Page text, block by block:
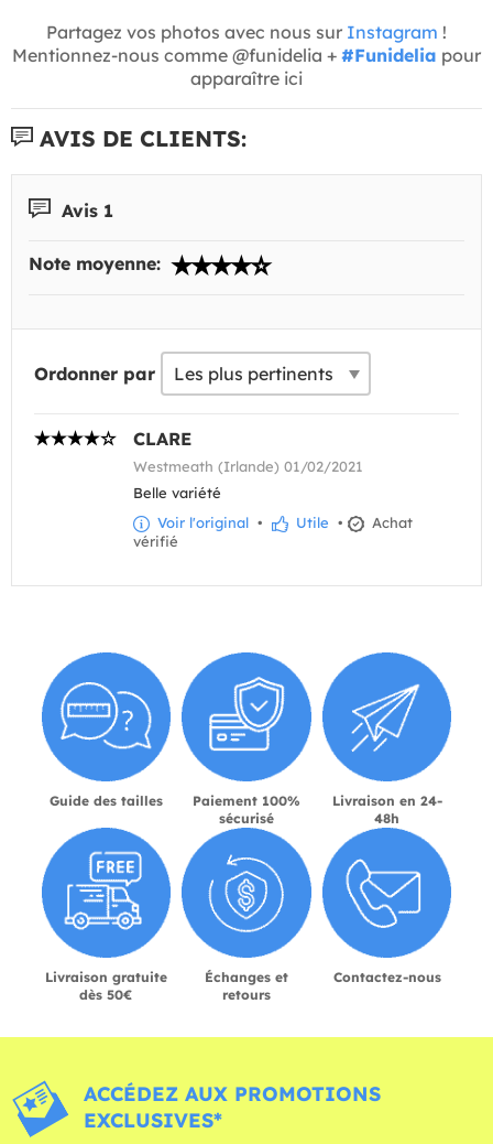
Partagez vos photos avec nous sur Instagram !
Mentionnez-nous comme @funidelia + #Funidelia pour
apparaître ici
AVIS DE CLIENTS:
Avis 1
Note moyenne:
Ordonner par
CLARE
Westmeath (Irlande) 01/02/2021
Belle variété
Voir l'original • Utile •
Achat
vérifié
Guide des tailles
Paiement 100%
sécurisé
Livraison en 24-
48h
Livraison gratuite
dès 50€
Échanges et
retours
Contactez-nous
ACCÉDEZ AUX PROMOTIONS
EXCLUSIVES*